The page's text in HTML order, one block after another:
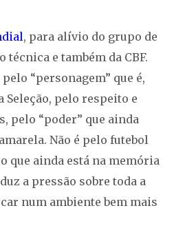
, para alívio do grupo de
técnica e também da CBF.
“personagem” que é,
Seleção, pelo respeito e
pelo “poder” que ainda
Não é pelo futebol
que ainda está na memória
a pressão sobre toda a
num ambiente bem mais